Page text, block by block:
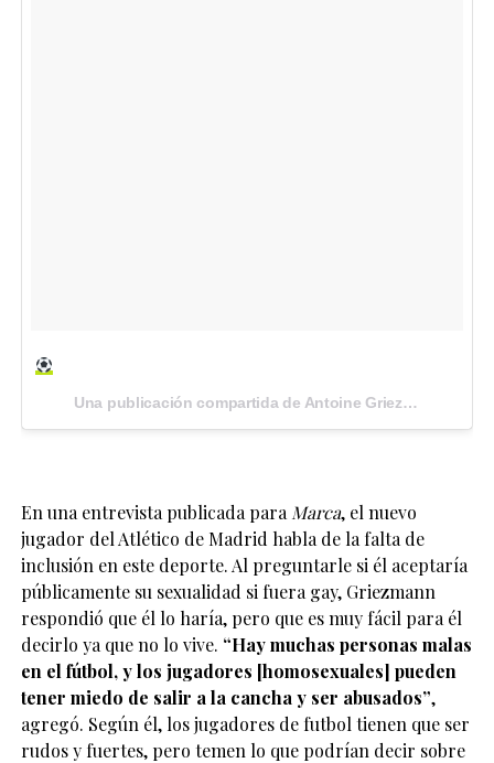
Una publicación compartida de Antoine Griezmann (@antogriezmann) el
En una entrevista publicada para Marca, el nuevo
jugador del Atlético de Madrid habla de la falta de
inclusión en este deporte. Al preguntarle si él aceptaría
públicamente su sexualidad si fuera gay, Griezmann
respondió que él lo haría, pero que es muy fácil para él
decirlo ya que no lo vive. “Hay muchas personas malas
en el fútbol, y los jugadores [homosexuales] pueden
tener miedo de salir a la cancha y ser abusados”,
agregó. Según él, los jugadores de futbol tienen que ser
rudos y fuertes, pero temen lo que podrían decir sobre